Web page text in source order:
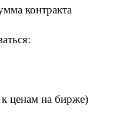
контракта
ценам на бирже)